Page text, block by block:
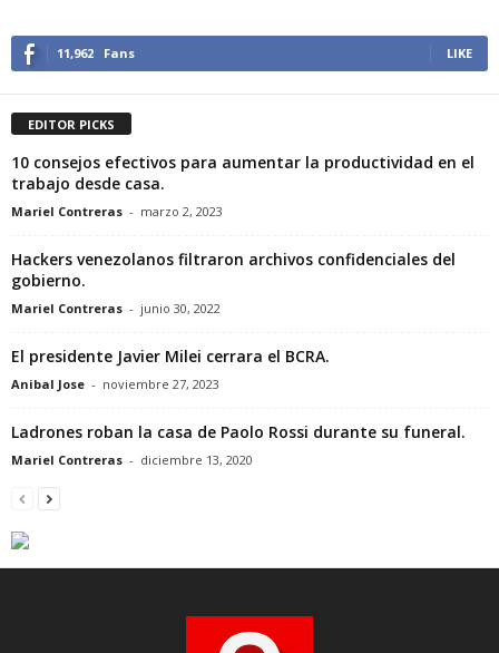
11,962 Fans LIKE
EDITOR PICKS
10 consejos efectivos para aumentar la productividad en el
trabajo desde casa.
Mariel Contreras - marzo 2, 2023
Hackers venezolanos filtraron archivos confidenciales del
gobierno.
Mariel Contreras - junio 30, 2022
El presidente Javier Milei cerrara el BCRA.
Anibal Jose - noviembre 27, 2023
Ladrones roban la casa de Paolo Rossi durante su funeral.
Mariel Contreras - diciembre 13, 2020